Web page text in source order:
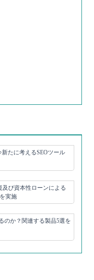
たに考えるSEOツール
び資本性ローンによる
実施
のか？関連する製品5選を